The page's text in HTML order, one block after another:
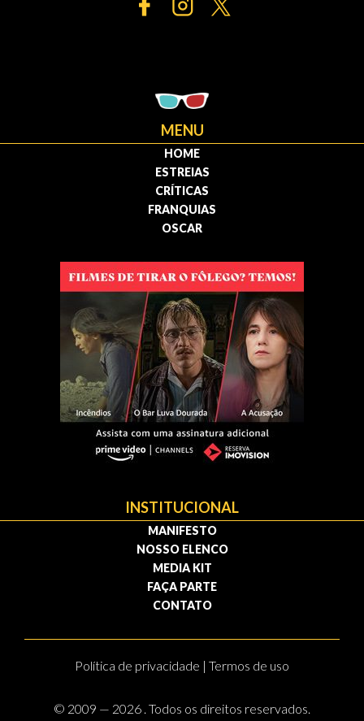
MENU
HOME
ESTREIAS
CRÍTICAS
FRANQUIAS
OSCAR
INSTITUCIONAL
MANIFESTO
NOSSO ELENCO
MEDIA KIT
FAÇA PARTE
CONTATO
Política de privacidade | Termos de uso
© 2009 — 2026 . Todos os direitos reservados.